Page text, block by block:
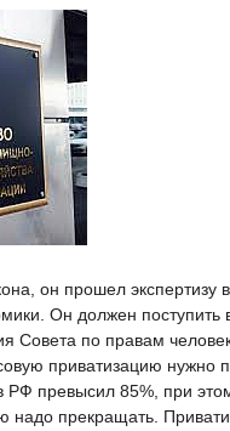
он прошел экспертизу
Он должен
Совета по правам
приватизацию нужно
РФ превысил 85%, при
надо прекращать.